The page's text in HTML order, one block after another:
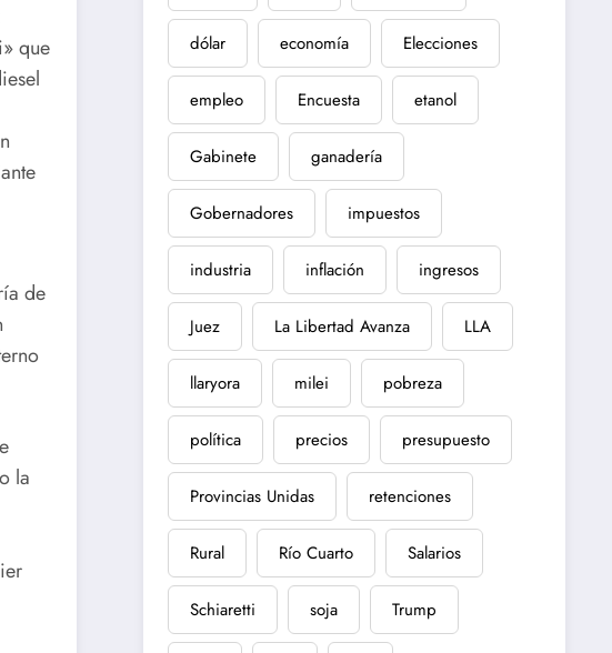
que
de
la
dólar economía Elecciones
empleo Encuesta etanol
Gabinete ganadería
Gobernadores impuestos
industria inflación ingresos
Juez La Libertad Avanza LLA
llaryora milei pobreza
política precios presupuesto
Provincias Unidas retenciones
Rural Río Cuarto Salarios
Schiaretti soja Trump